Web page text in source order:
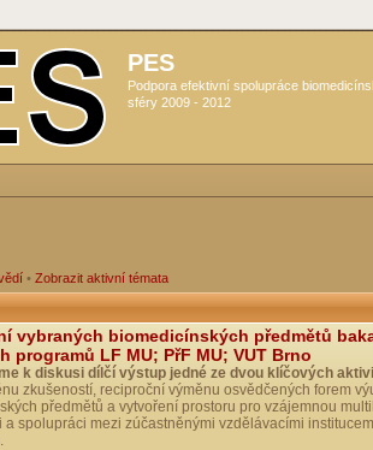
PES
Podpora efektivní spolupráce
sféry 2009 - 2012
• Zobrazit aktivní témata
vybraných biomedicínských předmětů
programů LF MU; PřF MU; VUT Brno
k diskusi dílčí výstup jedné ze dvou klíčových
zkušeností, reciproční výměnu osvědčených forem
předmětů a vytvoření prostoru pro vzájemnou
a spolupráci mezi zúčastněnými vzdělávacími